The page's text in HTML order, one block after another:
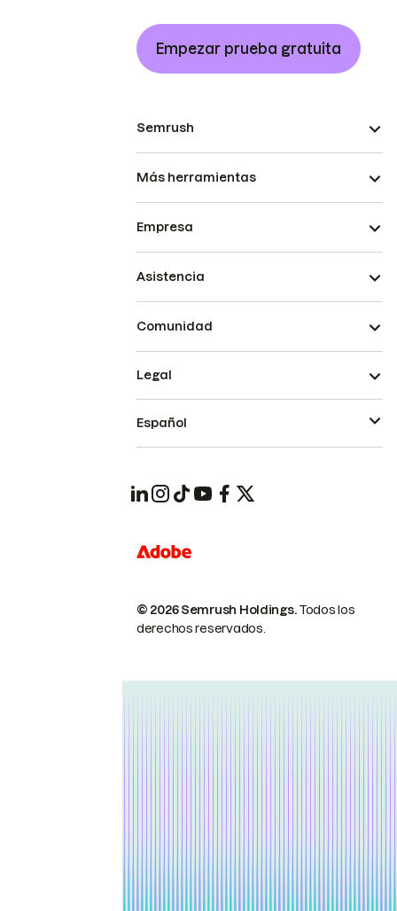
Empezar prueba gratuita
Semrush
Más herramientas
Empresa
Asistencia
Comunidad
© 2026 Semrush Holdings.Todos los
derechos reservados.
Legal
Español